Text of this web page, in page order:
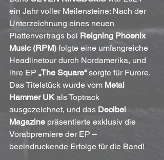
ein Jahr voller Meilensteine: Nach der
Unterzeichnung eines neuen
Plattenvertrags bei Reigning Phoenix
Music (RPM) folgte eine umfangreiche
Headlinetour durch Nordamerika, und
ihre EP „The Square“ sorgte für Furore.
Das Titelstück wurde vom Metal
Hammer UK als Toptrack
ausgezeichnet, und das Decibel
Magazine präsentierte exklusiv die
Vorabpremiere der EP –
beeindruckende Erfolge für die Band!